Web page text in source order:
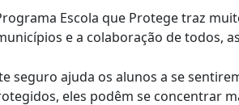
Escola que Protege traz
e a colaboração de todos,
seguro ajuda os alunos a se
eles podêm se concentrar